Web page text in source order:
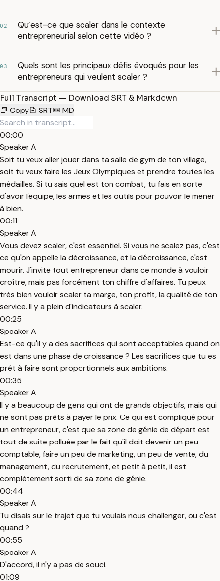
02
Qu’est-ce que scaler dans le contexte
entrepreneurial selon cette vidéo ?
03
Quels sont les principaux défis évoqués pour les
entrepreneurs qui veulent scaler ?
Full Transcript — Download SRT & Markdown
Copy
SRT MD
00:00
Speaker A
Soit tu veux aller jouer dans ta salle de gym de ton village,
soit tu veux faire les Jeux Olympiques et prendre toutes les
médailles. Si tu sais quel est ton combat, tu fais en sorte
d'avoir l'équipe, les armes et les outils pour pouvoir le mener
à bien.
00:11
Speaker A
Vous devez scaler, c'est essentiel. Si vous ne scalez pas, c'est
ce qu'on appelle la décroissance, et la décroissance, c'est
mourir. J'invite tout entrepreneur dans ce monde à vouloir
croître, mais pas forcément ton chiffre d'affaires. Tu peux
très bien vouloir scaler ta marge, ton profit, la qualité de ton
service. Il y a plein d'indicateurs à scaler.
00:25
Speaker A
Est-ce qu'il y a des sacrifices qui sont acceptables quand on
est dans une phase de croissance ? Les sacrifices que tu es
prêt à faire sont proportionnels aux ambitions.
00:35
Speaker A
Il y a beaucoup de gens qui ont de grands objectifs, mais qui
ne sont pas prêts à payer le prix. Ce qui est compliqué pour
un entrepreneur, c'est que sa zone de génie de départ est
tout de suite polluée par le fait qu'il doit devenir un peu
comptable, faire un peu de marketing, un peu de vente, du
management, du recrutement, et petit à petit, il est
complètement sorti de sa zone de génie.
00:44
Speaker A
Tu disais sur le trajet que tu voulais nous challenger, ou c'est
quand ?
00:55
Speaker A
D'accord, il n'y a pas de souci.
01:09